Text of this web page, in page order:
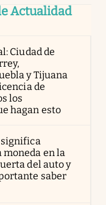
Actualidad
Ciudad de
y Tijuana
de
los
hagan esto
significa
en la
del auto y
saber